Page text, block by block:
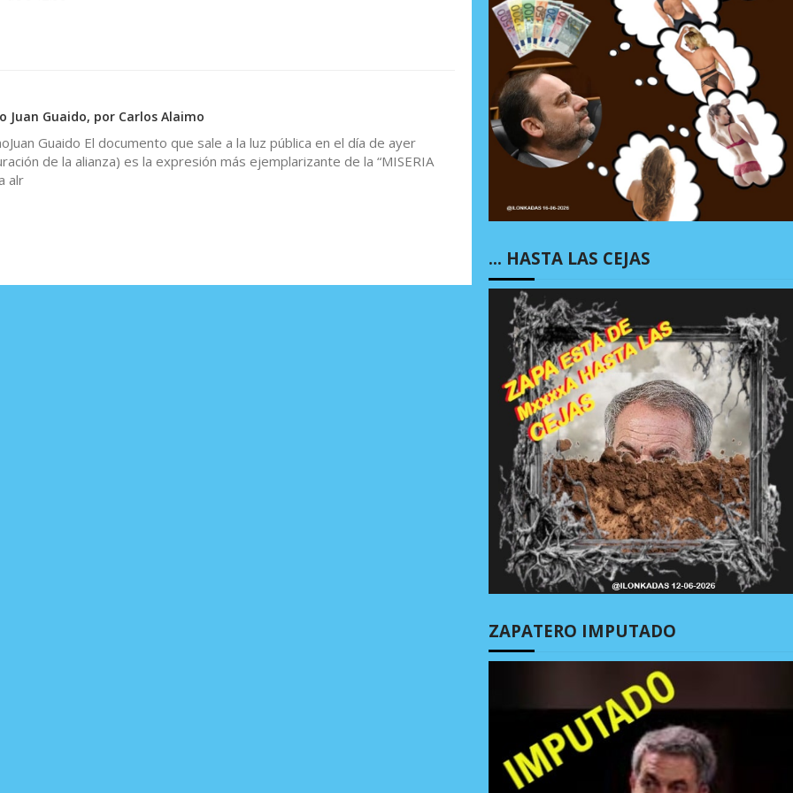
Juan Guaido, por Carlos Alaimo
Guaido El documento que sale a la luz pública en el día de ayer
de la alianza) es la expresión más ejemplarizante de la “MISERIA
alr
… HASTA LAS CEJAS
ZAPATERO IMPUTADO